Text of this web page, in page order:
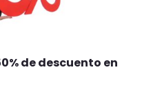
de descuento en